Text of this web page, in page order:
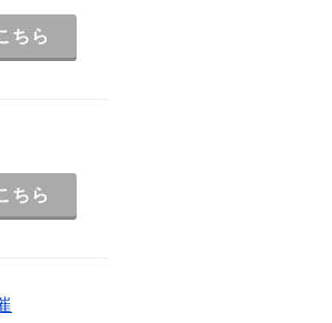
ちら
ちら